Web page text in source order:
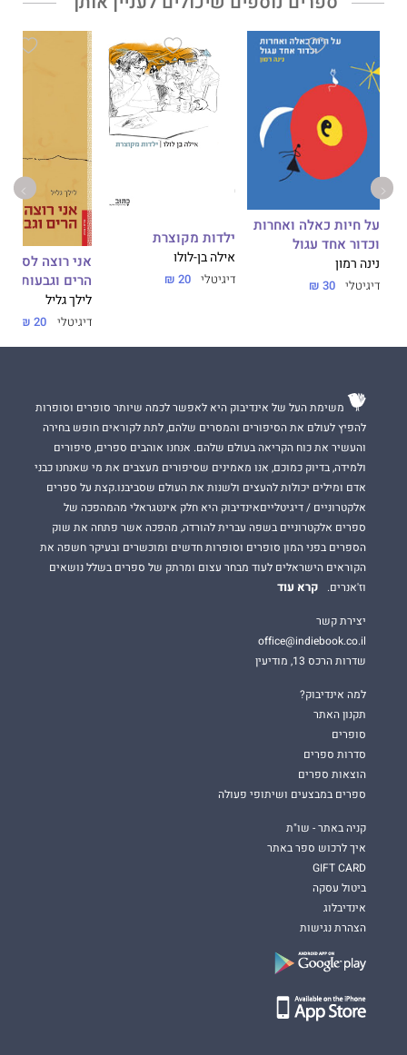
על חיות כאלה ואחרות
וכדור אחד עגול
נינה רמון
דיגיטלי 30 ₪
ילדות מקוצרת
אילה בן-לולו
דיגיטלי 20 ₪
אני רוצה לספר
הרים וגבעות
לילך גליל
דיגיטלי 20 ₪
משימת העל של אינדיבוק היא לאפשר לכמה שיותר סופרים וסופרות
להפיץ לעולם את הסיפורים והמסרים שלהם, לתת לקוראים חופש בחירה
והעשיר את כוח הקריאה בעולם שלהם. אנחנו אוהבים ספרים, סיפורים
ולמידה, בדיוק כמוכם, אנו מאמינים שסיפורים מעצבים את מי שאנחנו כבני
אדם ומילים יכולות להעצים ולשנות את העולם שסביבנו.קצת על ספרים
אלקטרוניים / דיגיטלייםאינדיבוק היא חלק אינטגראלי מהמהפכה של
ספרים אלקטרוניים בשפה עברית להורדה, מהפכה אשר פתחה את שוק
הספרים בפני המון סופרים וסופרות חדשים ומוכשרים ובעיקר חשפה את
הקוראים הישראלים לעוד מבחר עצום ומרתק של ספרים בשלל נושאים
וז'אנרים.
קרא עוד
יצירת קשר
office@indiebook.co.il
שדרות הרכס 13, מודיעין
למה אינדיבוק?
תקנון האתר
סופרים
סדרות ספרים
הוצאות ספרים
ספרים במבצעים ושיתופי פעולה
קניה באתר - שו"ת
איך לרכוש ספר באתר
GIFT CARD
ביטול עסקה
אינדיבלוג
הצהרת נגישות